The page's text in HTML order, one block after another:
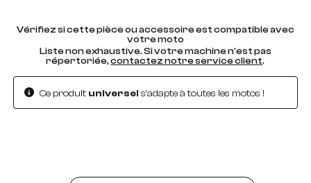
Vérifiez si cette pièce ou accessoire est compatible avec
votre moto
Liste non exhaustive. Si votre machine n'est pas
répertoriée,contactez notre service client.
Ce produit universel s'adapte à toutes les motos !